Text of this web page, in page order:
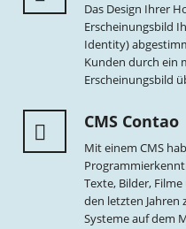
Das Design Ihrer
Erscheinungsbild
Identity)
Kunden durch ein
Erscheinungsbild
CMS Contao
Mit einem CMS
Texte, Bilder,
den letzten Jahren
Systeme auf dem